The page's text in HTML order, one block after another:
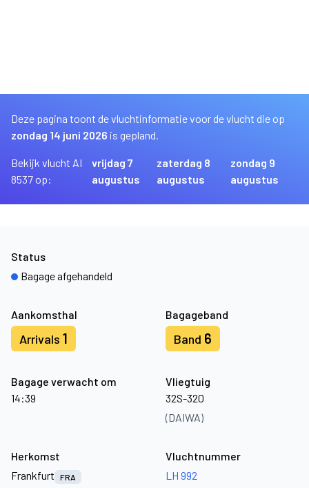
Deze pagina toont de vluchtinformatie voor de vlucht die op
zondag 14 juni 2026 is gepland.
Bekijk vlucht AI
8537 op:
vrijdag 7
augustus
zaterdag 8
augustus
zondag 9
augustus
Aankomsthal
Arrivals 1
Bagageband
Band 6
Bagage verwacht om
14:39
Vliegtuig
32S-320
(DAIWA)
Status
Bagage afgehandeld
Herkomst
Frankfurt
FRA
Vluchtnummer
LH 992